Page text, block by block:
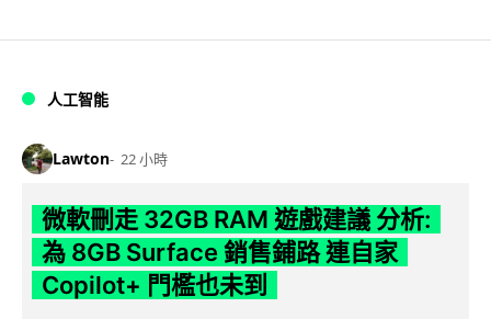
人工智能
Lawton 22 小時
微軟刪走 32GB RAM 遊戲建議 分析:
為 8GB Surface 銷售鋪路 連自家
Copilot+ 門檻也未到